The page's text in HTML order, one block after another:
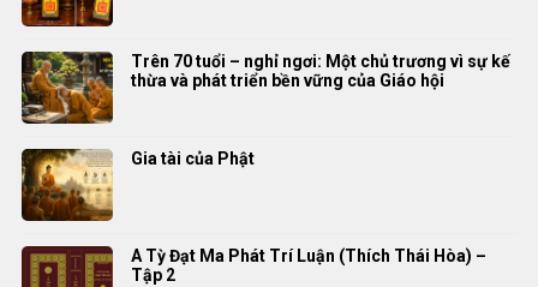
Trên 70 tuổi – nghỉ ngơi: Một chủ trương vì sự kế
thừa và phát triển bền vững của Giáo hội
Gia tài của Phật
A Tỳ Đạt Ma Phát Trí Luận (Thích Thái Hòa) –
Tập 2